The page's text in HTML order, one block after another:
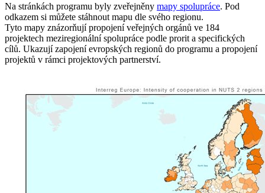
Na stránkách programu byly zveřejněny mapy spolupráce. Pod
odkazem si můžete stáhnout mapu dle svého regionu.
Tyto mapy znázorňují propojení veřejných orgánů ve 184
projektech meziregionální spolupráce podle prorit a specifických
cílů. Ukazují zapojení evropských regionů do programu a propojení
projektů v rámci projektových partnerství.